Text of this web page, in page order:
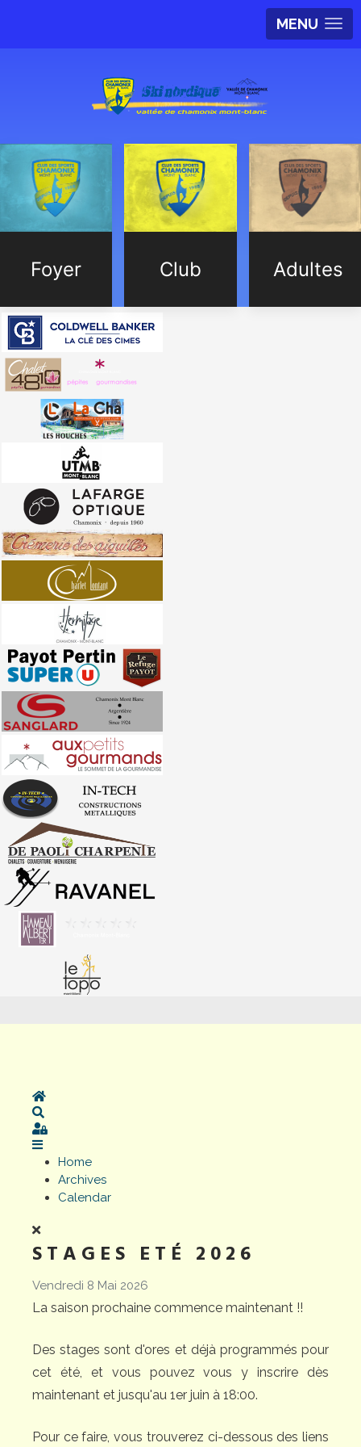
MENU
Foyer Club Adultes
Home
Sign In
Home
Archives
Calendar
STAGES ETÉ 2026
Vendredi 8 Mai 2026
La saison prochaine commence maintenant !!
Des stages sont d'ores et déjà programmés pour
cet été, et vous pouvez vous y inscrire dès
maintenant et jusqu'au 1er juin à 18:00.
Pour ce faire, vous trouverez ci-dessous des liens